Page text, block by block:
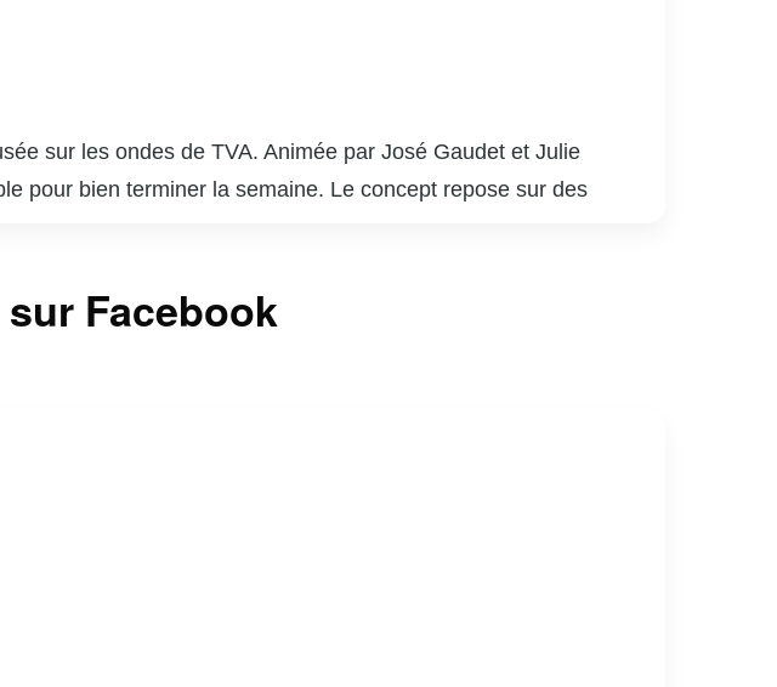
sur les ondes de TVA. Animée par José Gaudet et Julie
pour bien terminer la semaine. Le concept repose sur des
ainsi un mélange parfait de divertissement et de découverte.
offrant aux téléspectateurs une pause agréable et
Facebook